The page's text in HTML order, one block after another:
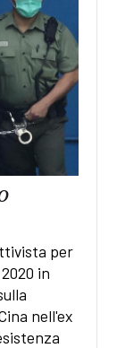
per
in
nell'ex